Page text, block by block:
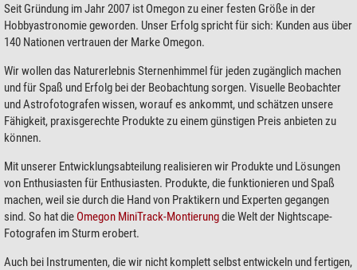
Seit Gründung im Jahr 2007 ist Omegon zu einer festen Größe in der
Hobbyastronomie geworden. Unser Erfolg spricht für sich: Kunden aus über
140 Nationen vertrauen der Marke Omegon.
Wir wollen das Naturerlebnis Sternenhimmel für jeden zugänglich machen
und für Spaß und Erfolg bei der Beobachtung sorgen. Visuelle Beobachter
und Astrofotografen wissen, worauf es ankommt, und schätzen unsere
Fähigkeit, praxisgerechte Produkte zu einem günstigen Preis anbieten zu
können.
Mit unserer Entwicklungsabteilung realisieren wir Produkte und Lösungen
von Enthusiasten für Enthusiasten. Produkte, die funktionieren und Spaß
machen, weil sie durch die Hand von Praktikern und Experten gegangen
sind. So hat die Omegon MiniTrack-Montierungdie Welt der Nightscape-
Fotografen im Sturm erobert.
Auch bei Instrumenten, die wir nicht komplett selbst entwickeln und fertigen,